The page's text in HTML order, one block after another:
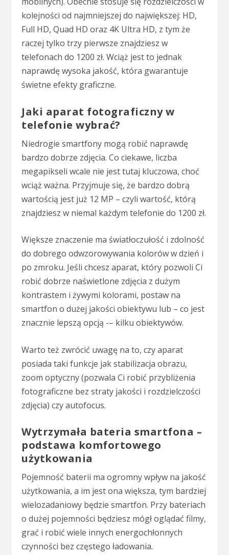
kolejności od najmniejszej do największej: HD,
Full HD, Quad HD oraz 4K Ultra HD, z tym że
raczej tylko trzy pierwsze znajdziesz w
telefonach do 1200 zł. Wciąż jest to jednak
naprawdę wysoka jakość, która gwarantuje
świetne efekty graficzne.
Jaki aparat fotograficzny w
telefonie wybrać?
Niedrogie smartfony mogą robić naprawdę
bardzo dobrze zdjęcia. Co ciekawe, liczba
megapikseli wcale nie jest tutaj kluczowa, choć
wciąż ważna. Przyjmuje się, że bardzo dobrą
wartością jest już 12 MP – czyli wartość, którą
znajdziesz w niemal każdym telefonie do 1200 zł.
Większe znaczenie ma światłoczułość i zdolność
do dobrego odwzorowywania kolorów w dzień i
po zmroku. Jeśli chcesz aparat, który pozwoli Ci
robić dobrze naświetlone zdjęcia z dużym
kontrastem i żywymi kolorami, postaw na
smartfon o dużej jakości obiektywu lub – co jest
znacznie lepszą opcją -– kilku obiektywów.
Warto też zwrócić uwagę na to, czy aparat
posiada taki funkcje jak stabilizacja obrazu,
zoom optyczny (pozwala Ci robić przybliżenia
fotograficzne bez straty jakości i rozdzielczości
zdjęcia) czy autofocus.
Wytrzymała bateria smartfona –
podstawa komfortowego
użytkowania
Pojemność baterii ma ogromny wpływ na jakość
użytkowania, a im jest ona większa, tym bardziej
wielozadaniowy będzie smartfon. Przy bateriach
o dużej pojemności będziesz mógł oglądać filmy,
grać i robić wiele innych energochłonnych
czynności bez częstego ładowania.